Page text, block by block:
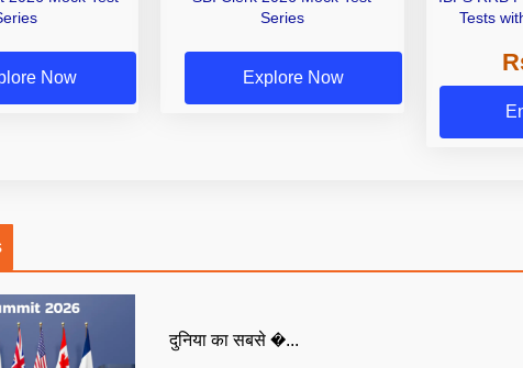
Now
Series
Explore Now
Tests
दुनिया का सबसे �...